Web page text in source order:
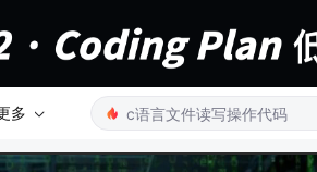
多